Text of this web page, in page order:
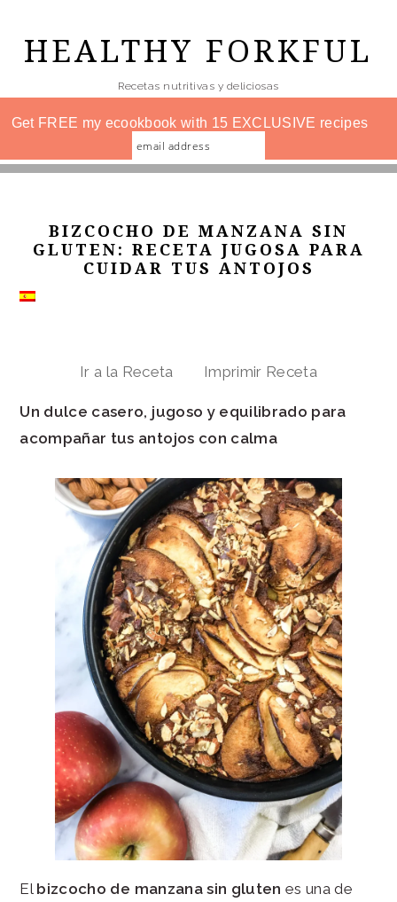
main
content
HEALTHY FORKFUL
Recetas nutritivas y deliciosas
Get FREE my ecookbook with 15 EXCLUSIVE recipes
BIZCOCHO DE MANZANA SIN
GLUTEN: RECETA JUGOSA PARA
CUIDAR TUS ANTOJOS
Ir a la Receta Imprimir Receta
Un dulce casero, jugoso y equilibrado para
acompañar tus antojos con calma
El bizcocho de manzana sin gluten es una de